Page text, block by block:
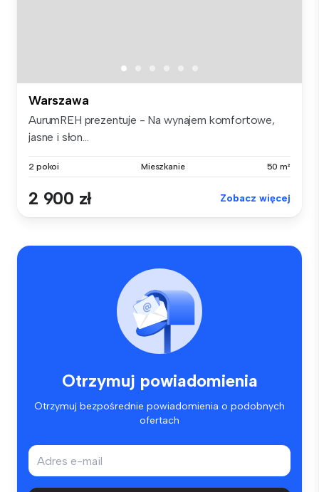
Warszawa
AurumREH prezentuje - Na wynajem komfortowe,
jasne i słon...
2 pokoi Mieszkanie 50 m²
2 900 zł Zobacz więcej
Otrzymuj powiadomienia
Otrzymuj bezpośrednie powiadomienia o podobnych
ofertach